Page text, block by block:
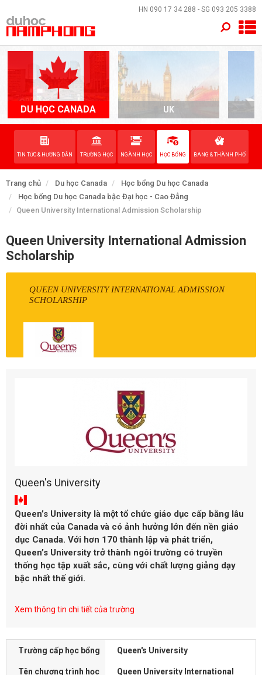
HN 090 17 34 288 - SG 093 205 3388
DU HỌC CANADA UK
TIN TỨC & HƯỚNG DẪN TRƯỜNG HỌC NGÀNH HỌC HỌC BỔNG BANG & THÀNH PHỐ
Trang chủ Du học Canada
Học bổng Du học Canada
Học bổng Du học Canada bậc Đại học - Cao Đẳng
Queen University International Admission Scholarship
Queen University International Admission
Scholarship
QUEEN UNIVERSITY INTERNATIONAL ADMISSION
SCHOLARSHIP
Queen's University
Queen’s University là một tổ chức giáo dục cấp bằng lâu
đời nhất của Canada và có ảnh hưởng lớn đến nền giáo
dục Canada. Với hơn 170 thành lập và phát triển,
Queen’s University trở thành ngôi trường có truyền
thống học tập xuất sắc, cùng với chất lượng giảng dạy
bậc nhất thế giới.
Xem thông tin chi tiết của trường
Trường cấp học bổng Queen's University
Tên chương trình học
Queen University International
×
TRANG CHỦ
QUỐC GIA
EVENTS
DỊCH VỤ
VỀ NAM PHONG
LIÊN HỆ